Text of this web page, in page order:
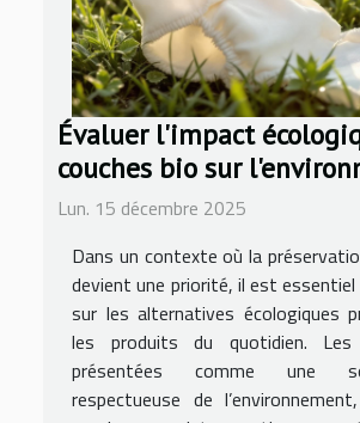
Évaluer l'impact
couches bio sur
Lun. 15 décembre 2025
Dans un contexte où la
devient une priorité, il est essentiel
sur les alternatives écologiques
les produits du quotidien. Les
présentées comme une
respectueuse de